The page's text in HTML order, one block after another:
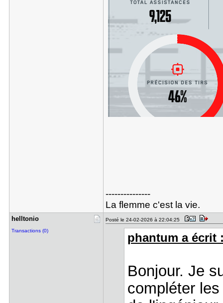
---------------
La flemme c'est la vie.
helltonio
Transactions (0)
Posté le 24-02-2026 à 22:04:25
phantum a écrit
Bonjour. Je
compléter